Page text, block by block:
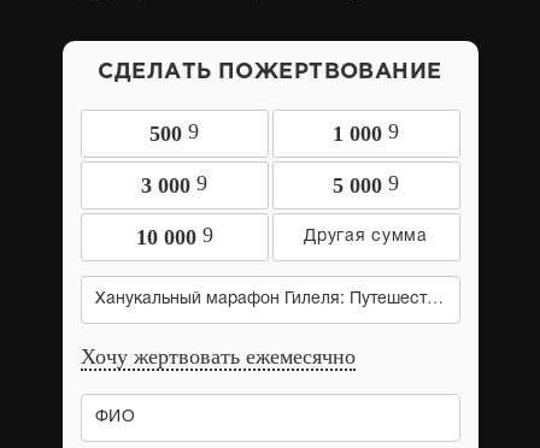
СДЕЛАТЬ ПОЖЕРТВОВАНИЕ
500 9 1 000 9
3 000 9 5 000 9
10 000 9
Ханукальный марафон Гилеля: Путешествия
Хочу жертвовать ежемесячно